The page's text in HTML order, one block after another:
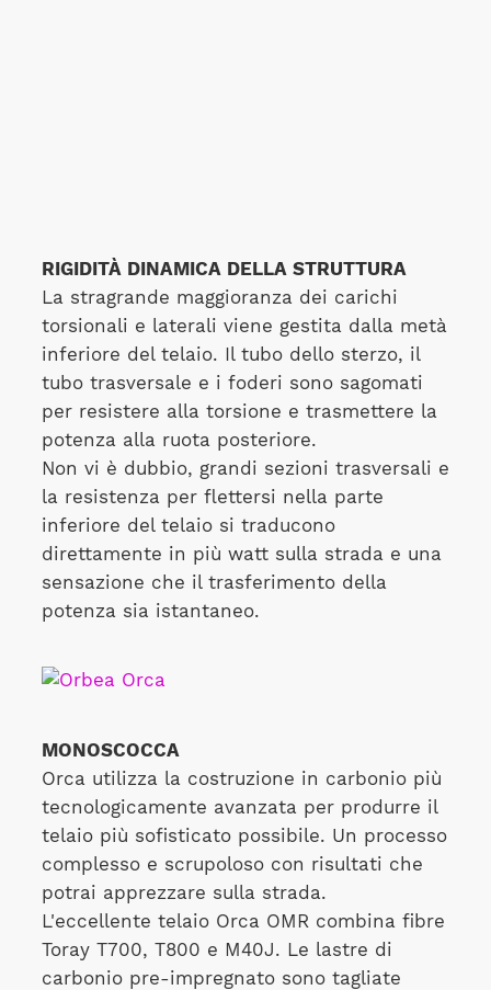
RIGIDITÀ DINAMICA DELLA STRUTTURA
La stragrande maggioranza dei carichi
torsionali e laterali viene gestita dalla metà
inferiore del telaio. Il tubo dello sterzo, il
tubo trasversale e i foderi sono sagomati
per resistere alla torsione e trasmettere la
potenza alla ruota posteriore.
Non vi è dubbio, grandi sezioni trasversali e
la resistenza per flettersi nella parte
inferiore del telaio si traducono
direttamente in più watt sulla strada e una
sensazione che il trasferimento della
potenza sia istantaneo.
MONOSCOCCA
Orca utilizza la costruzione in carbonio più
tecnologicamente avanzata per produrre il
telaio più sofisticato possibile. Un processo
complesso e scrupoloso con risultati che
potrai apprezzare sulla strada.
L'eccellente telaio Orca OMR combina fibre
Toray T700, T800 e M40J. Le lastre di
carbonio pre-impregnato sono tagliate